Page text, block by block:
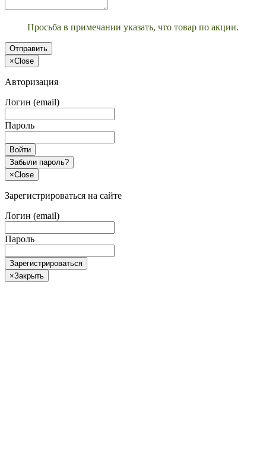
Просьба в примечании указать, что товар по акции.
Отправить
×Close
Авторизация
Логин (email)
Пароль
Войти
Забыли пароль?
×Close
Зарегистрироваться на сайте
Логин (email)
Пароль
Зарегистрироваться
×Закрыть